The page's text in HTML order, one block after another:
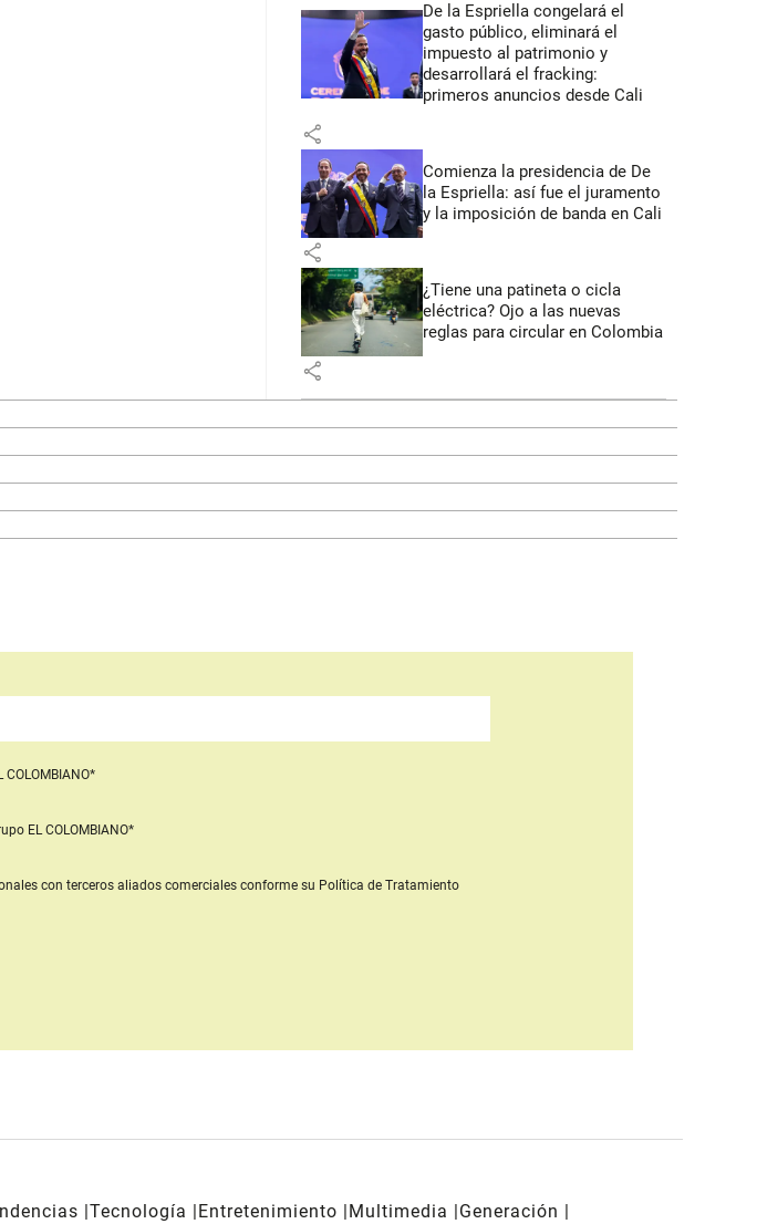
De la Espriella congelará el
gasto público, eliminará el
impuesto al patrimonio y
desarrollará el fracking:
primeros anuncios desde Cali
share
Comienza la presidencia de De
la Espriella: así fue el juramento
y la imposición de banda en Cali
share
¿Tiene una patineta o cicla
eléctrica? Ojo a las nuevas
reglas para circular en Colombia
share
COLOMBIANO*
EL COLOMBIANO*
con terceros aliados comercialesconforme su Política de Tratamiento
Tecnología Entretenimiento Multimedia
Generación